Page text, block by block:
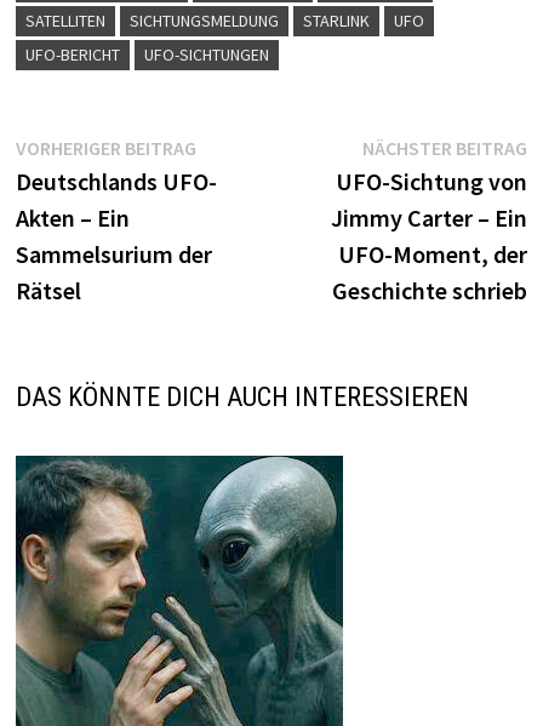
SATELLITEN
SICHTUNGSMELDUNG STARLINK
UFO
UFO-BERICHT
UFO-SICHTUNGEN
Beitragsnavigation
VORHERIGER BEITRAG
Beitrag:
Deutschlands UFO-
Akten – Ein
Sammelsurium der
Rätsel
NÄCHSTER BEITRAG
UFO-Sichtung von
Jimmy Carter – Ein
UFO-Moment, der
Geschichte schrieb
DAS KÖNNTE DICH AUCH INTERESSIEREN